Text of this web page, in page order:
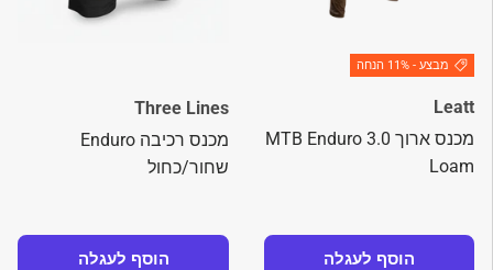
מבצע - 11% הנחה
Leatt
מכנס ארוך MTB Enduro 3.0
Loam
הוסף לעגלה
Three Lines
מכנס רכיבה Enduro
שחור/כחול
הוסף לעגלה